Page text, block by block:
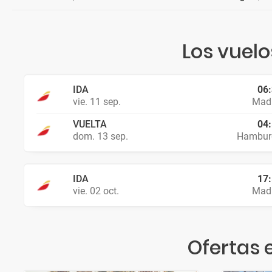
Los
IDA
vie. 11 sep.
VUELTA
dom. 13 sep.
IDA
vie. 02 oct.
Ofertas